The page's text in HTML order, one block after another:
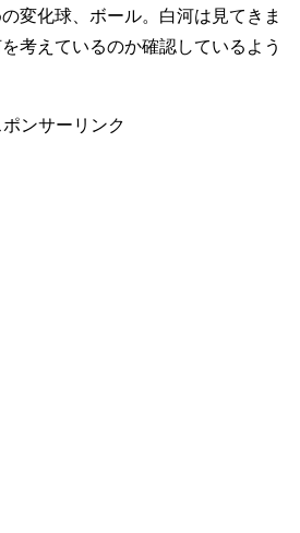
変化球、ボール。白河は見てきま
考えているのか確認しているよう
ポンサーリンク